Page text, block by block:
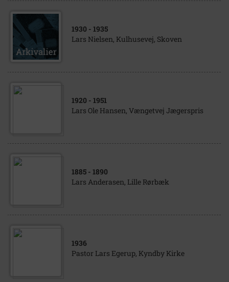
1930 - 1935
Lars Nielsen, Kulhusevej, Skoven
1920 - 1951
Lars Ole Hansen, Vængetvej Jægerspris
1885 - 1890
Lars Anderasen, Lille Rørbæk
1936
Pastor Lars Egerup, Kyndby Kirke